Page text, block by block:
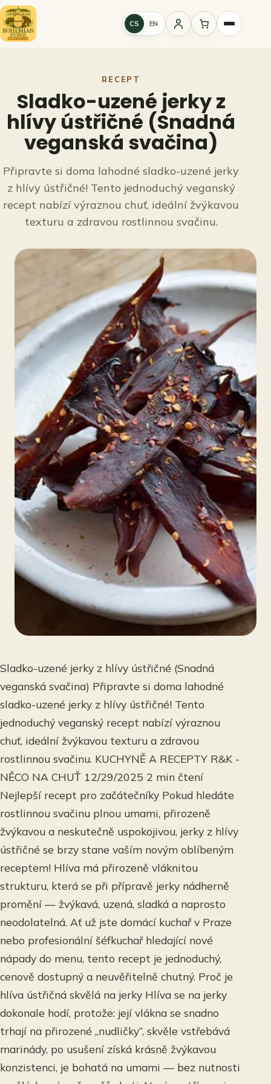
Přeskočit
na
obsah
CS EN
Přihlášení
RECEPT
Sladko-uzené jerky z
hlívy ústřičné (Snadná
veganská svačina)
Připravte si doma lahodné sladko-uzené jerky
z hlívy ústřičné! Tento jednoduchý veganský
recept nabízí výraznou chuť, ideální žvýkavou
texturu a zdravou rostlinnou svačinu.
Sladko-uzené jerky z hlívy ústřičné (Snadná
veganská svačina) Připravte si doma lahodné
sladko-uzené jerky z hlívy ústřičné! Tento
jednoduchý veganský recept nabízí výraznou
chuť, ideální žvýkavou texturu a zdravou
rostlinnou svačinu. KUCHYNĚ A RECEPTY R&K -
NĚCO NA CHUŤ 12/29/2025 2 min čtení
Nejlepší recept pro začátečníky Pokud hledáte
rostlinnou svačinu plnou umami, přirozeně
žvýkavou a neskutečně uspokojivou, jerky z hlívy
ústřičné se brzy stane vaším novým oblíbeným
receptem! Hlíva má přirozeně vláknitou
strukturu, která se při přípravě jerky nádherně
promění — žvýkavá, uzená, sladká a naprosto
neodolatelná. Ať už jste domácí kuchař v Praze
nebo profesionální šéfkuchař hledající nové
nápady do menu, tento recept je jednoduchý,
cenově dostupný a neuvěřitelně chutný. Proč je
hlíva ústřičná skvělá na jerky Hlíva se na jerky
dokonale hodí, protože: její vlákna se snadno
trhají na přirozené „nudličky“, skvěle vstřebává
marinády, po usušení získá krásně žvýkavou
konzistenci, je bohatá na umami — bez nutnosti